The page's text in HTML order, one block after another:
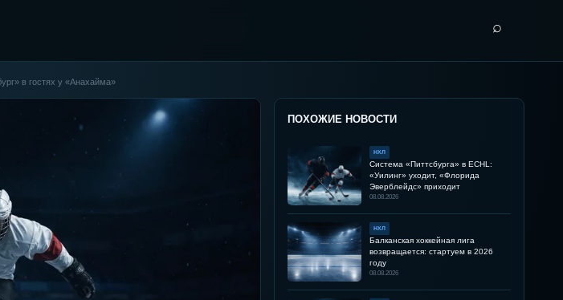
⌕
в гостях у «Анахайма»
ПОХОЖИЕ НОВОСТИ
НХЛ
Система «Питтсбурга» в ECHL:
«Уилинг» уходит, «Флорида
Эверблейдс» приходит
08.08.2026
НХЛ
Балканская хоккейная лига
возвращается: стартуем в 2026
году
08.08.2026